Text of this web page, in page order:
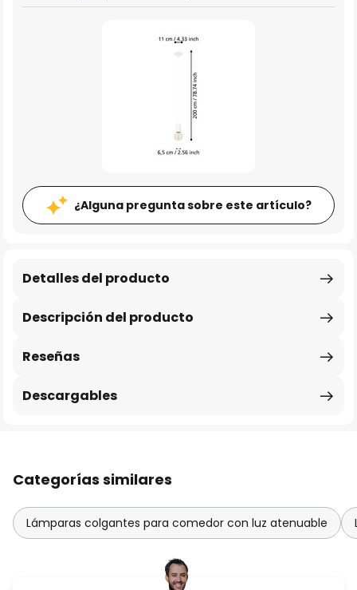
¿Alguna pregunta sobre este artículo?
Descripción del producto
Detalles del producto
Reseñas
Descargables
Categorías similares
Lámparas colgantes para comedor con luz atenuable